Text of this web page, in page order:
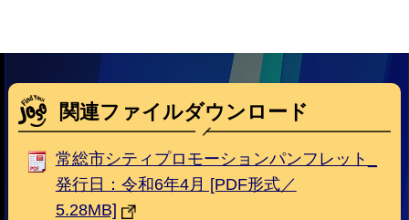
関連ファイルダウンロード
常総市シティプロモーションパンフレット_
発行日：令和6年4月 [PDF形式／
5.28MB]